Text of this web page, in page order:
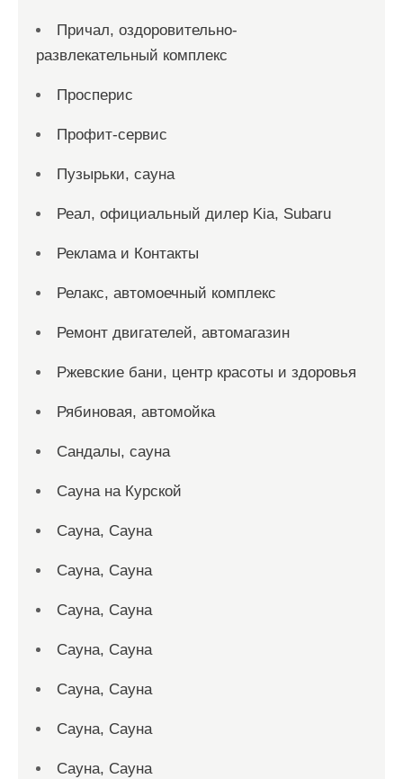
Причал, оздоровительно-
развлекательный комплекс
Просперис
Профит-сервис
Пузырьки, сауна
Реал, официальный дилер Kia, Subaru
Реклама и Контакты
Релакс, автомоечный комплекс
Ремонт двигателей, автомагазин
Ржевские бани, центр красоты и здоровья
Рябиновая, автомойка
Сандалы, сауна
Сауна на Курской
Сауна, Сауна
Сауна, Сауна
Сауна, Сауна
Сауна, Сауна
Сауна, Сауна
Сауна, Сауна
Сауна, Сауна